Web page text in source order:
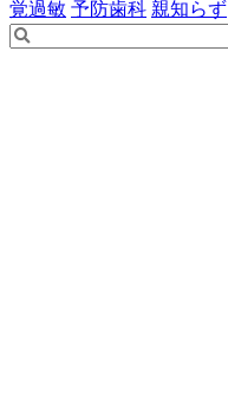
覚過敏 予防歯科 親知らず